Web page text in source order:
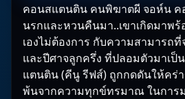
คอนสแตนติน คนพิฆาตผี จอห์น ค
นรกและหวนคืนมา..เขาเกิดมาพ
เองไม่ต้องการ กับความสามารถที่
และปีศาจลูกครึ่ง ที่ปลอมตัวมาเ
แตนติน (คีนู รีฟส์) ถูกกดดันให้คร่
พ้นจากความทุกข์ทรมาณ ในการ